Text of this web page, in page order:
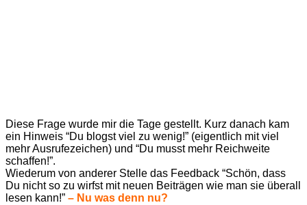
Diese Frage wurde mir die Tage gestellt. Kurz danach kam
ein Hinweis “Du blogst viel zu wenig!” (eigentlich mit viel
mehr Ausrufezeichen) und “Du musst mehr Reichweite
schaffen!”.
Wiederum von anderer Stelle das Feedback “Schön, dass
Du nicht so zu wirfst mit neuen Beiträgen wie man sie überall
lesen kann!” – Nu was denn nu?